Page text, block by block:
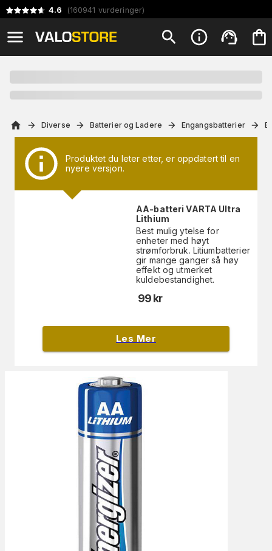
4.6 (160941 vurderinger)
Diverse Batterier og Ladere Engangsbatterier
Produktet du leter etter, er oppdatert til en
nyere versjon.
AA-batteri VARTA Ultra
Lithium
Best mulig ytelse for
enheter med høyt
strømforbruk. Litiumbatterier
gir mange ganger så høy
effekt og utmerket
kuldebestandighet.
99 kr
Les Mer